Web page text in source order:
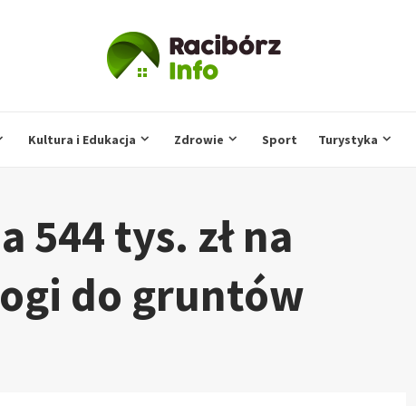
Kultura i Edukacja Zdrowie Sport Turystyka
544 tys. zł na
do gruntów